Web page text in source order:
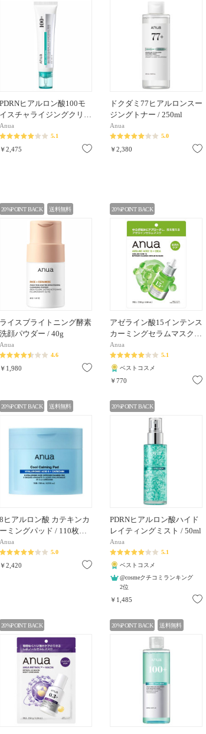
PDRNヒアルロン酸100モ
イスチャライジングクリ…
Anua
5.1
￥2,475 お気に入り
ドクダミ77ヒアルロンスー
ジングトナー / 250ml
Anua
5.0
￥2,380
20%POINT BACK 送料無料
ライスブライトニング酵素
洗顔パウダー / 40g
Anua
4.6
￥1,980 お気に入り
20%POINT BACK
アゼライン酸15インテンス
カーミングセラムマスク…
Anua
5.1
ベストコスメ
￥770
20%POINT BACK 送料無料
8ヒアルロン酸 カテキンカ
ーミングパッド / 110枚…
Anua
5.0
￥2,420 お気に入り
20%POINT BACK
PDRNヒアルロン酸ハイド
レイティングミスト / 50ml
Anua
5.1
ベストコスメ
@cosmeクチコミランキング
2位
￥1,485
20%POINT BACK 20%POINT BACK 送料無料